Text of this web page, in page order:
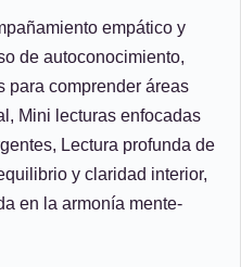
empático y
de autoconocimiento,
para comprender áreas
Mini lecturas enfocadas
Lectura profunda de
y claridad interior,
en la armonía mente-